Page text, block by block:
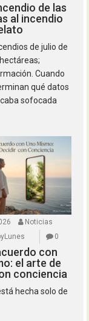
de las
al incendio
de julio de
Cuando
qué datos
sofocada
Noticias
0
con
el arte de
conciencia
hecha solo de